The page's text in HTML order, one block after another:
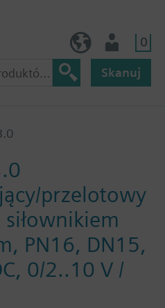
0
Skanuj
przelotowy
PN16, DN15,
0/2..10 V /